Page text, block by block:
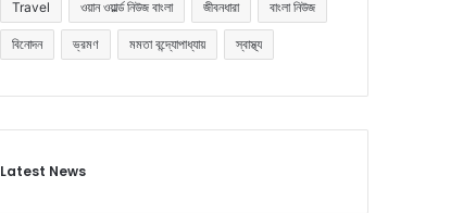
Travel ওয়ান ওয়ার্ল্ড নিউজ বাংলা জীবনধারা বাংলা নিউজ
বিনোদন ভ্রমণ মমতা বন্দ্যোপাধ্যায় স্বাস্থ্য
Latest News